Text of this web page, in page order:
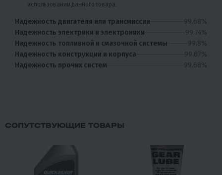
использовании данного товара.
Надежность двигателя или трансмиссии
99.68%
Надежность электрики и электроники
99.74%
Надежность топливной и смазочной системы
99.8%
Надежность конструкции и корпуса
99.87%
Надежность прочих систем
99.68%
СОПУТСТВУЮЩИЕ ТОВАРЫ